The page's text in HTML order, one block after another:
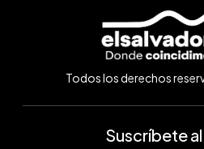
Todos los derechos
Suscríbete